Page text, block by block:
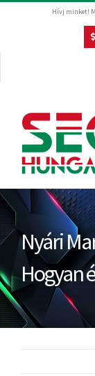
Hívj minket!
Nyári
Hogyan